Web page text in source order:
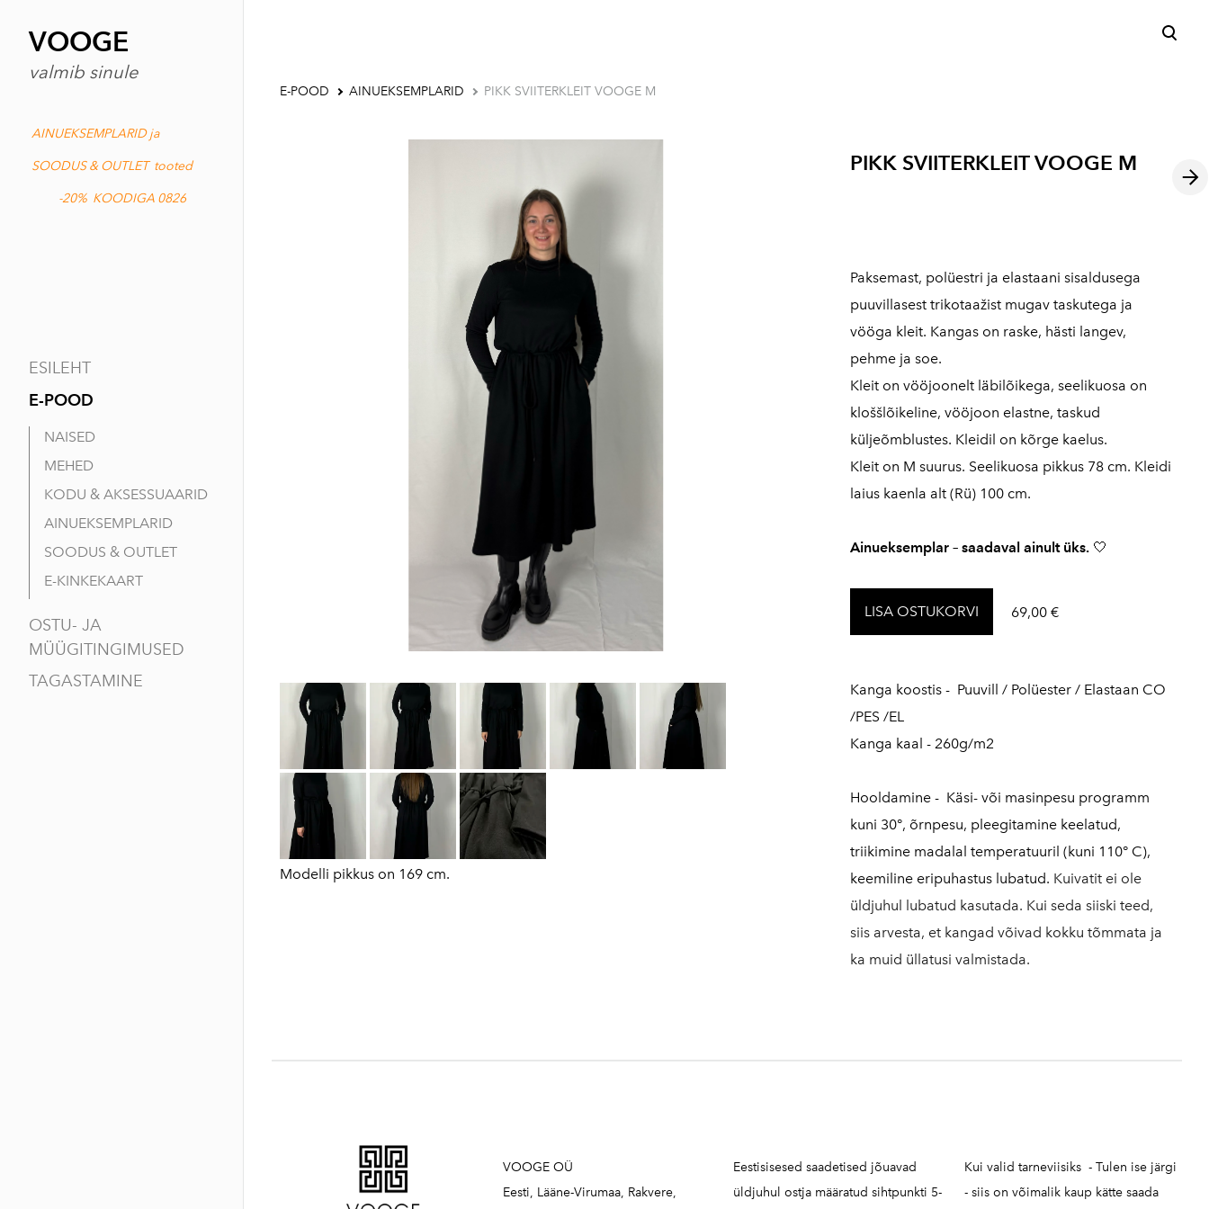
VOOGE
valmib sinule
AINUEKSEMPLARID ja
SOODUS & OUTLET tooted
-20% KOODIGA 0826
ESILEHT
E-POOD
NAISED
MEHED
KODU & AKSESSUAARID
AINUEKSEMPLARID
SOODUS & OUTLET
E-KINKEKAART
OSTU- JA
MÜÜGITINGIMUSED
TAGASTAMINE
E-POOD AINUEKSEMPLARID PIKK SVIITERKLEIT VOOGE M
Modelli pikkus on 169 cm.
PIKK SVIITERKLEIT VOOGE M
Paksemast, polüestri ja elastaani sisaldusega
puuvillasest trikotaažist mugav taskutega ja
vööga kleit. Kangas on raske, hästi langev,
pehme ja soe.
Kleit on vööjoonelt läbilõikega, seelikuosa on
kloššlõikeline, vööjoon elastne, taskud
küljeõmblustes. Kleidil on kõrge kaelus.
Kleit on M suurus. Seelikuosa pikkus 78 cm. Kleidi
laius kaenla alt (Rü) 100 cm.
Ainueksemplar – saadaval ainult üks.🤍
LISA OSTUKORVI 69,00 €
Kanga koostis - Puuvill / Polüester / Elastaan CO
/PES /EL
Kanga kaal - 260g/m2
Hooldamine - Käsi- või masinpesu programm
kuni 30°, õrnpesu, pleegitamine keelatud,
triikimine madalal temperatuuril (kuni 110° C),
keemiline eripuhastus lubatud. Kuivatit ei ole
üldjuhul lubatud kasutada. Kui seda siiski teed,
siis arvesta, et kangad võivad kokku tõmmata ja
ka muid üllatusi valmistada.
VOOGE OÜ
Eesti, Lääne-Virumaa, Rakvere,
Eestisisesed saadetised jõuavad
üldjuhul ostja määratud sihtpunkti 5-
Kui valid tarneviisiks - Tulen ise järgi
- siis on võimalik kaup kätte saada